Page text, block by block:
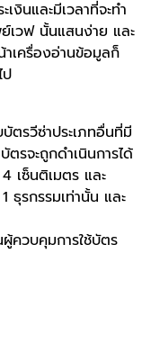
งินและมีเวลาที่จะทำ
ย์เวฟ นั้นแสนง่าย และ
เครื่องอ่านข้อมูลก็
ป
รวีซ่าประเภทอื่นที่มี
รจะถูกดำเนินการได้
เซ็นติเมตร และ
ธุรกรรมเท่านั้น และ
วบคุมการใช้บัตร